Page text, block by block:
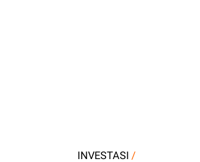
INVESTASI /